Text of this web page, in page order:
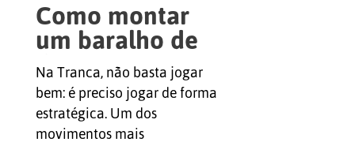
Como montar
um baralho de
descarte
“venenoso” na
Tranca
Na Tranca, não basta jogar
bem: é preciso jogar de forma
estratégica. Um dos
movimentos mais